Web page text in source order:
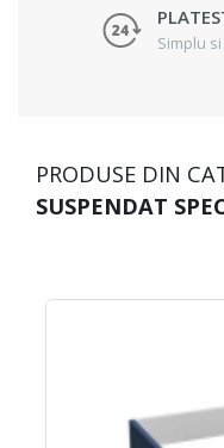
Simplu
PRODUSE DIN
SUSPENDAT